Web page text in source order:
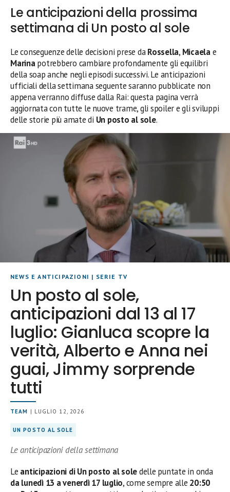
Le anticipazioni della prossima
settimana di Un posto al sole
Le conseguenze delle decisioni prese daRossella, Micaelae
Marinapotrebbero cambiare profondamente gli equilibri
della soap anche negli episodi successivi. Le anticipazioni
ufficiali della settimana seguente saranno pubblicate non
appena verranno diffuse dalla Rai: questa pagina verrà
aggiornata con tutte le nuove trame, gli spoiler e gli sviluppi
delle storie più amate di Un posto al sole.
NEWS E ANTICIPAZIONI | SERIE TV
Un posto al sole,
anticipazioni dal 13 al 17
luglio: Gianluca scopre la
verità, Alberto e Anna nei
guai, Jimmy sorprende
tutti
TEAM | LUGLIO 12, 2026
UN POSTO AL SOLE
Le anticipazioni della settimana
Le anticipazioni di Un posto al soledelle puntate in onda
da lunedì 13 a venerdì 17 luglio, come sempre alle 20:50